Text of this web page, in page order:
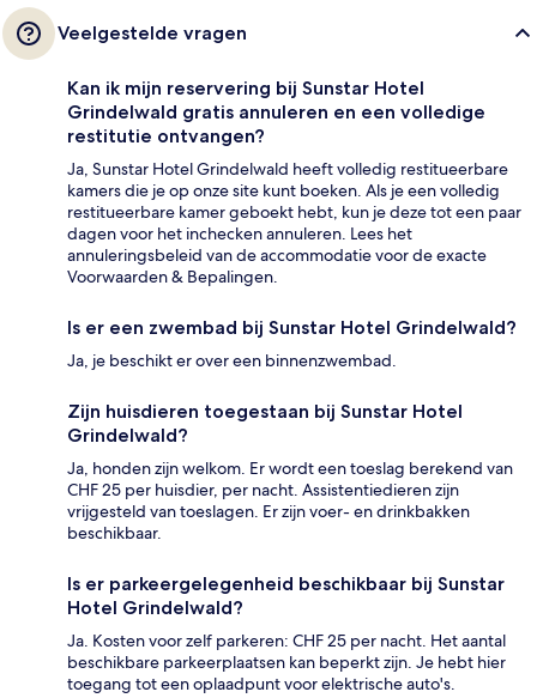
Veelgestelde vragen
Kan ik mijn reservering bij Sunstar Hotel
Grindelwald gratis annuleren en een volledige
restitutie ontvangen?
Ja, Sunstar Hotel Grindelwald heeft volledig restitueerbare
kamers die je op onze site kunt boeken. Als je een volledig
restitueerbare kamer geboekt hebt, kun je deze tot een paar
dagen voor het inchecken annuleren. Lees het
annuleringsbeleid van de accommodatie voor de exacte
Voorwaarden & Bepalingen.
Is er een zwembad bij Sunstar Hotel Grindelwald?
Ja, je beschikt er over een binnenzwembad.
Zijn huisdieren toegestaan bij Sunstar Hotel
Grindelwald?
Ja, honden zijn welkom. Er wordt een toeslag berekend van
CHF 25 per huisdier, per nacht. Assistentiedieren zijn
vrijgesteld van toeslagen. Er zijn voer- en drinkbakken
beschikbaar.
Is er parkeergelegenheid beschikbaar bij Sunstar
Hotel Grindelwald?
Ja. Kosten voor zelf parkeren: CHF 25 per nacht. Het aantal
beschikbare parkeerplaatsen kan beperkt zijn. Je hebt hier
toegang tot een oplaadpunt voor elektrische auto's.